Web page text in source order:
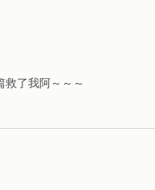
救了我阿～～～